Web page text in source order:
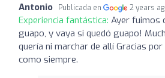
Antonio Publicada en 2 years
Experiencia fantástica: Ayer fuimos
guapo, y vaya si quedó guapo!
quería ni marchar de allí Gracias
como siempre.